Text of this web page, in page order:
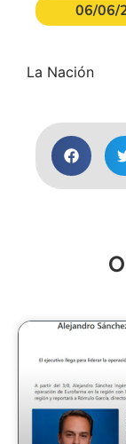
06/06/
La Nación